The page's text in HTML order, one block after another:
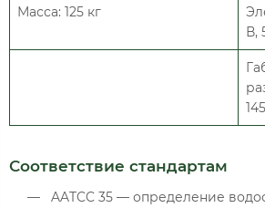
Масса: 125 кг
В,
Соответствие стандартам
AATCC 35 — определение